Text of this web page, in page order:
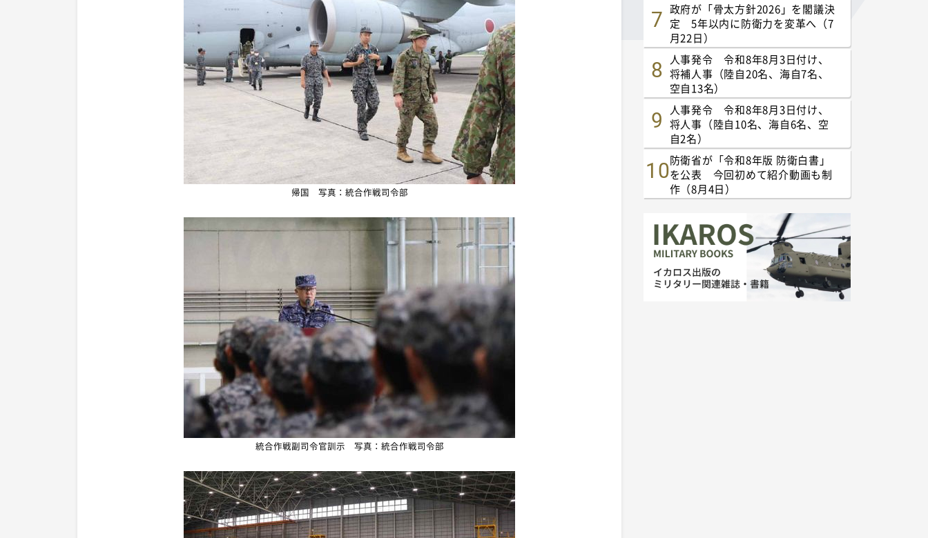
帰国 写真：統合作戦司令部
統合作戦副司令官訓示 写真：統合作戦司令部
政府が「骨太方針2026」を閣議決
定 5年以内に防衛力を変革へ（7
月22日）
人事発令 令和8年8月3日付け、
将補人事（陸自20名、海自7名、
空自13名）
人事発令 令和8年8月3日付け、
将人事（陸自10名、海自6名、空
自2名）
防衛省が「令和8年版 防衛白書」
を公表 今回初めて紹介動画も制
作（8月4日）